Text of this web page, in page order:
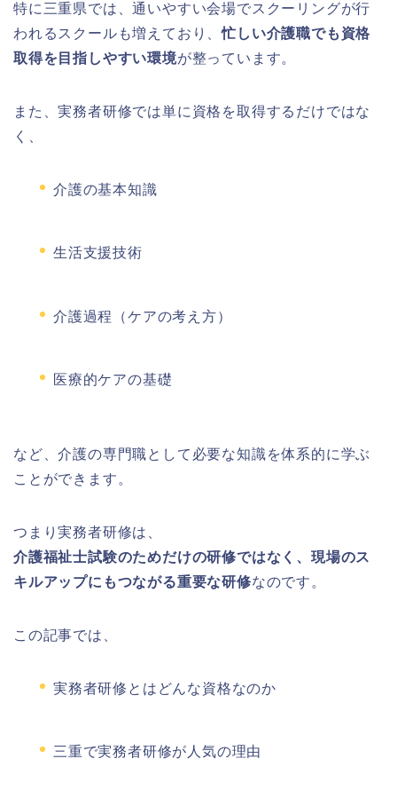
特に三重県では、通いやすい会場でスクーリングが行
われるスクールも増えており、忙しい介護職でも資格
取得を目指しやすい環境が整っています。
また、実務者研修では単に資格を取得するだけではな
く、
介護の基本知識
生活支援技術
介護過程（ケアの考え方）
医療的ケアの基礎
など、介護の専門職として必要な知識を体系的に学ぶ
ことができます。
つまり実務者研修は、
介護福祉士試験のためだけの研修ではなく、現場のス
キルアップにもつながる重要な研修なのです。
この記事では、
実務者研修とはどんな資格なのか
三重で実務者研修が人気の理由